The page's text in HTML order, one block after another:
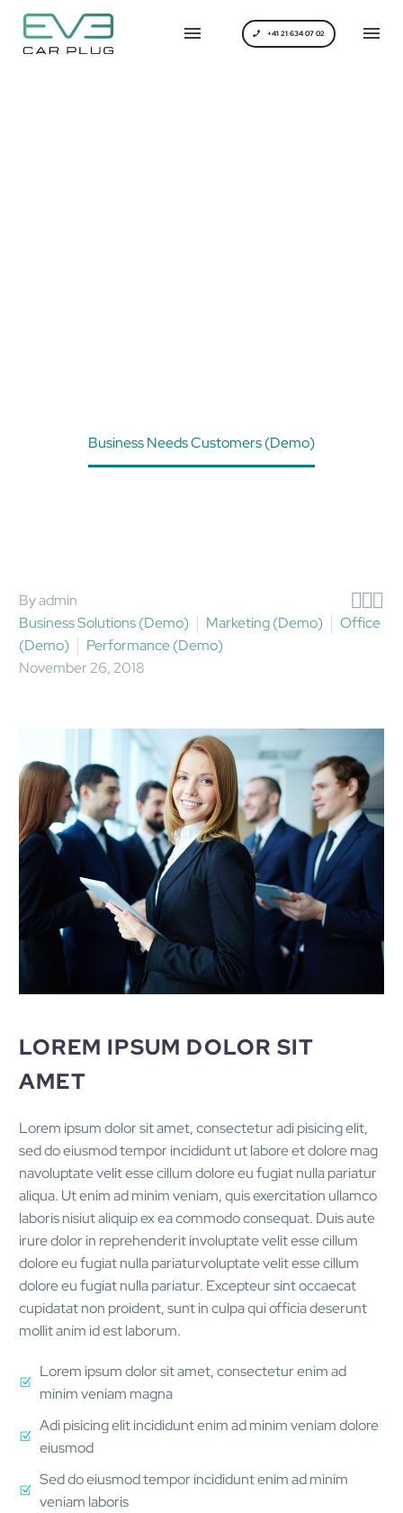
+41 21 634 07 02
Business Needs Customers (Demo)

By admin
Business Solutions (Demo)
Marketing (Demo)
Office
(Demo)
Performance (Demo)
November 26, 2018
LOREM IPSUM DOLOR SIT
AMET
Lorem ipsum dolor sit amet, consectetur adi pisicing elit,
sed do eiusmod tempor incididunt ut labore et dolore mag
navoluptate velit esse cillum dolore eu fugiat nulla pariatur
aliqua. Ut enim ad minim veniam, quis exercitation ullamco
laboris nisiut aliquip ex ea commodo consequat. Duis aute
irure dolor in reprehenderit involuptate velit esse cillum
dolore eu fugiat nulla pariaturvoluptate velit esse cillum
dolore eu fugiat nulla pariatur. Excepteur sint occaecat
cupidatat non proident, sunt in culpa qui officia deserunt
mollit anim id est laborum.
Lorem ipsum dolor sit amet, consectetur enim ad
minim veniam magna
Adi pisicing elit incididunt enim ad minim veniam dolore
eiusmod
Sed do eiusmod tempor incididunt enim ad minim
veniam laboris